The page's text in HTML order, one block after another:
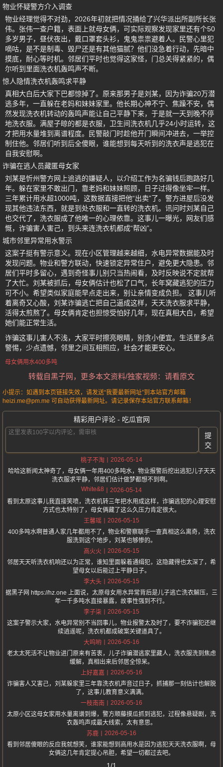
物业怀疑警方介入调查
物业经理觉得不对劲，2026年初就把情况捅给了兴华派出所副所长张
伟。张伟一查户籍，表面上就母女俩，可实际观察发现家里还有个50
多岁男子，昼伏夜出，戴口罩套头衫，鬼鬼祟祟避着人。民警心里犯
嘀咕，是不是制毒、毁尸还是有其他猫腻？他们没急着行动，先暗中
摸底，耐心等时机。邻居们平时也觉得这家怪，门总关得紧紧的，偶
尔听到里面洗衣机轰鸣声不断。
惊人隐情洗衣机轰鸣求平静
真相大白后大家下巴都惊掉了。原来那男子是刘某，因为诈骗20万潜
逃多年，一直躲在老妈和妹妹家里。他长期心神不宁、焦躁不安，偶
然发现洗衣机转动的轰鸣声能让自己平静下来，于是就一天到晚不停
地洗衣服。满屋子晾的都是衣服，卫生间洗衣机几乎24小时运转，这
才把用水量堆到离谱程度。民警敲门时趁他开门瞬间冲进去，一举控
制住他。邻居们听到后全傻眼，谁能想到每天听到的洗衣声是逃犯在
自我安慰啊。
诈骗在逃人员藏匿母女家
刘某是忻州警方网上追逃的嫌疑人，以介绍工作为名骗钱后跑路好几
年。躲在家里不敢出门，靠老妈和妹妹照顾，日子过得像坐牢一样。
三年累计用水超1000吨，这数据直接把他“出卖”了。警方进屋后没发
现其他违法东西，就是到处衣服和一直转的洗衣机。讯问时刘某自己
也交代了，洗衣服成了他唯一的心理依靠。这事儿一曝光，网友们感
慨，诈骗害人害己，到头来连洗衣机都成“帮凶”。
城市邻里异常用水警示
这案子挺有警示意义。现在小区管理越来越细，水电异常数据能及时
发现问题。物业和警方联动，快速锁定异常住户，避免更大隐患。邻
居们平时多留心，遇到奇怪事儿别只当热闹看，及时反映说不定就帮
了大忙。刘某被抓后，母女俩估计也松了口气，长年窝藏逃犯的压力
可不小。希望类似家庭能早点走出来，别让亲情变成负担。 这事儿听
着离奇又心酸，刘某诈骗逃亡把自己逼成这样，天天洗衣服求平静，
活得太煎熬了。母女俩肯定也担惊受怕好几年，现在真相大白，希望
她们能正常生活。
诈骗这事儿害人不浅，大家平时擦亮眼睛，别贪小便宜。生活里多点
警惕，少点遗憾，邻里之间互相照应，社会才能更安心。
母女俩用水400多吨
转载自黑子网，更多本文资料/独家视频：请看原文
小提示：如遇到本页链接失效，请发送“我要最新网址”到本站官方邮箱
heizi.me@pm.me 可自动获得最新网址。请记录保存本站官方联系邮箱！
精彩用户评论 - 吃瓜官网
提
交
桃子不淘
2026-05-14
哈哈这新闻太神奇了，母女俩一年用400多吨水，物业报警后挖出逃犯儿子天天
洗衣服求平静，邻居们估计做梦都想不到啊。
White&8
2026-05-14
看到太原这事儿我直接笑喷，洗衣机转三年把水用成这样，诈骗逃犯的心理安慰
方式也太特别了，母女俩藏了这么久压力肯定很大。
王馨瑶
2026-05-15
400多吨水啊普通人家几年都用不了，物业和警察联手一查真相这么离奇，洗衣
服洗到这个地步，刘某也够惨的。
高火火
2026-05-15
邻居天天听洗衣机响还以为正常，谁知里面躲着通缉犯，这隐藏得也太深了，希
望母女以后能过上平静日子。
李大头
2026-05-15
据黑子网 https://hz.one 上面说，太原母女用水异常背后是儿子逃亡洗衣解压，三
年一千多吨水直接暴露，故事性强到不行。
李子柒
2026-05-15
这案子警示大家，水电异常别不当回事儿，物业报警太及时了，要不诈骗犯还继
续逍遥呢，洗衣机都成破案关键道具了。
大呜哟
2026-05-16
老太太死活不让物业进门原来有苦衷，儿子诈骗潜逃家里藏人，洗衣服洗到焦虑
缓解，真相出来后邻居全惊呆。
上好嘉嘉
2026-05-16
诈骗害人又害己，刘某躲家里三年靠洗衣机声音过日子，抓捕那一刻估计也解脱
了，这事儿教育意义满满。
一枝南南
2026-05-16
太原小区这母女家用水量离谱到爆，警方顺藤摸瓜抓到逃犯，过程像悬疑剧，洗
衣轰鸣声成最大线索，太有意思。
苏鹿
2026-05-16
看到邻居傻眼的反应我就想笑，谁家能想到高用水是因为逃犯天天洗衣服啊，母
女俩这几年肯定提心吊胆，希望一切都过去吧。